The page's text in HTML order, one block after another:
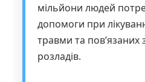
мільйони людей
допомоги при
травми та пов’язаних
розладів.